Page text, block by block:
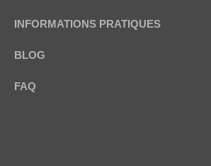
INFORMATIONS PRATIQUES
BLOG
FAQ